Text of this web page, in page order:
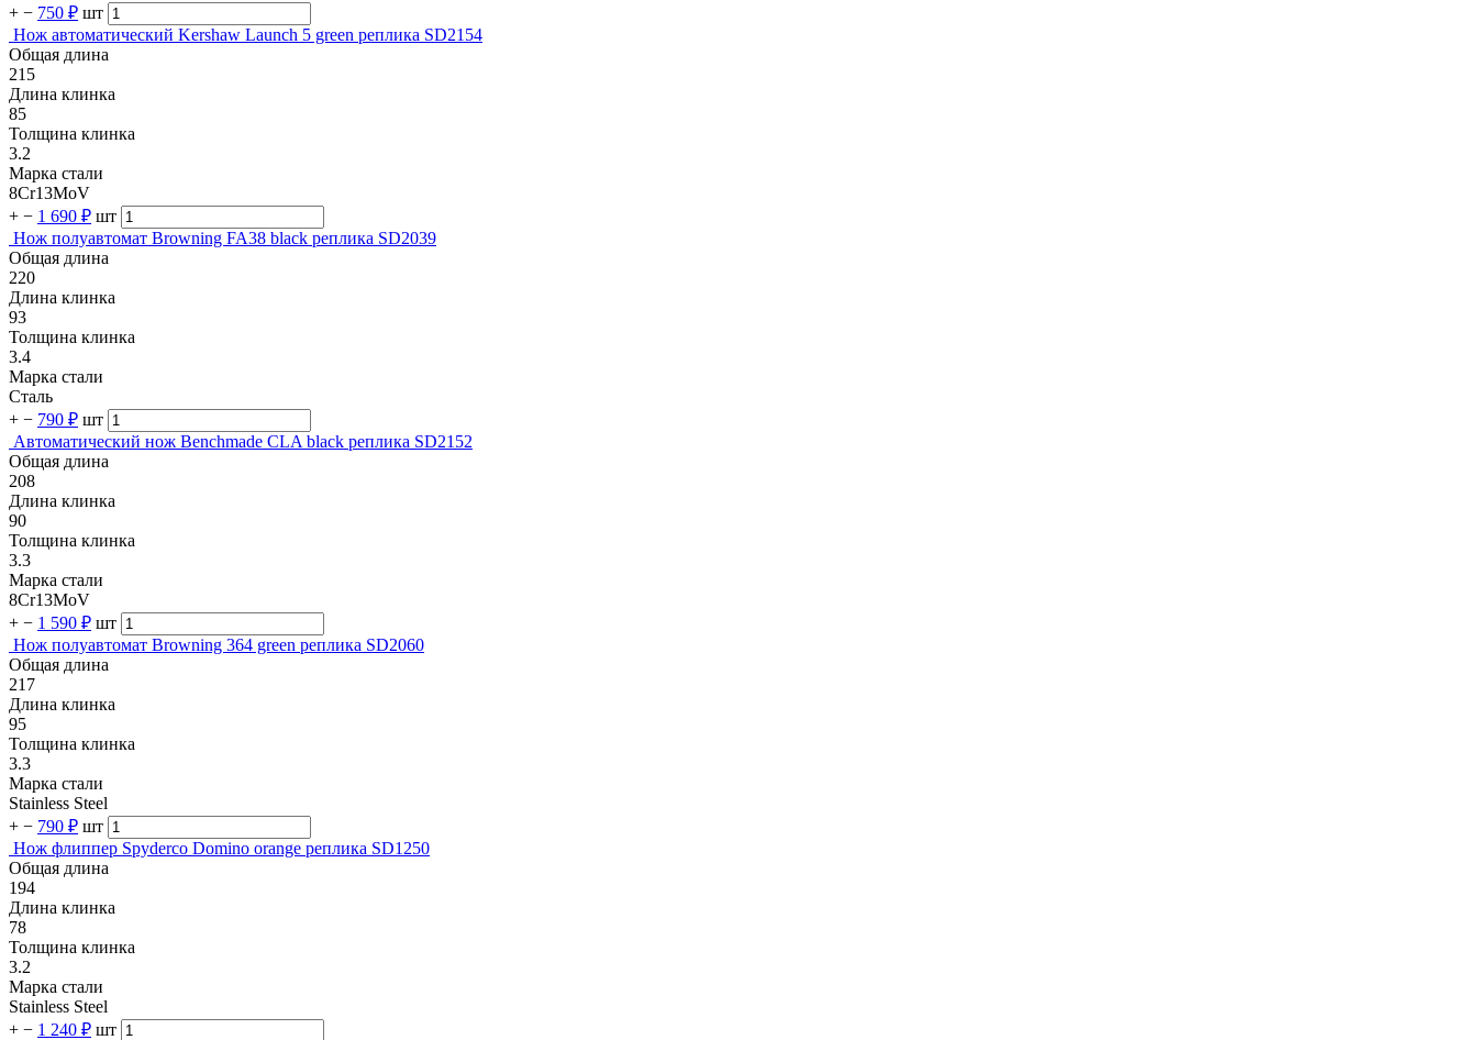
+ − 750 ₽ шт
Нож автоматический Kershaw Launch 5 green реплика SD2154
Общая длина
215
Длина клинка
85
Толщина клинка
3.2
Марка стали
8Cr13MoV
+ − 1 690 ₽ шт
Нож полуавтомат Browning FA38 black реплика SD2039
Общая длина
220
Длина клинка
93
Толщина клинка
3.4
Марка стали
Сталь
+ − 790 ₽ шт
Автоматический нож Benchmade CLA black реплика SD2152
Общая длина
208
Длина клинка
90
Толщина клинка
3.3
Марка стали
8Cr13MoV
+ − 1 590 ₽ шт
Нож полуавтомат Browning 364 green реплика SD2060
Общая длина
217
Длина клинка
95
Толщина клинка
3.3
Марка стали
Stainless Steel
+ − 790 ₽ шт
Нож флиппер Spyderco Domino orange реплика SD1250
Общая длина
194
Длина клинка
78
Толщина клинка
3.2
Марка стали
Stainless Steel
+ − 1 240 ₽ шт